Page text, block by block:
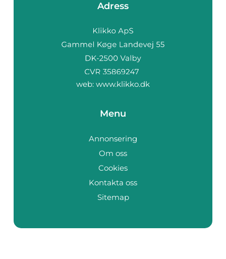
Adress
web: www.klikko.dk
Menu
Annonsering
Om oss
Cookies
Kontakta oss
Sitemap